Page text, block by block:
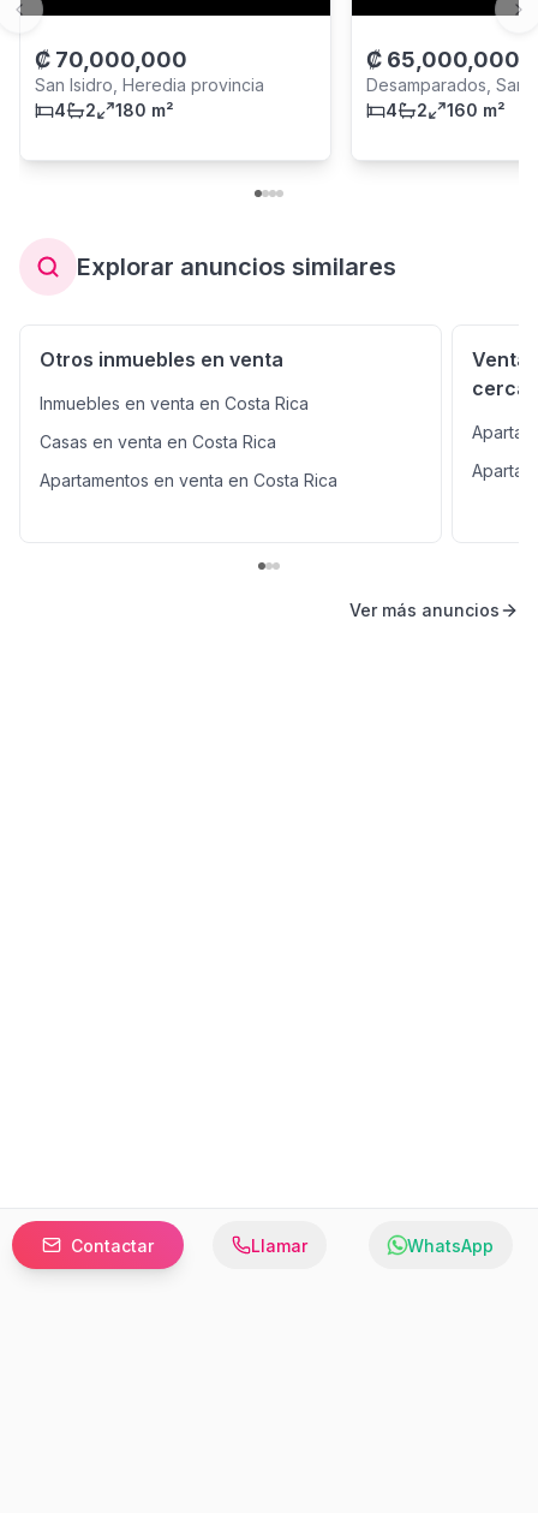
Contactar Llamar WhatsApp
₡ 70,000,000
San Isidro, Heredia provincia
4
2 180 m²
₡ 65,000,000
Desamparados, San
provincia
4 2 160 m²
Previous slide
Explorar anuncios similares
Otros inmuebles en venta
Inmuebles en venta en Costa Rica
Casas en venta en Costa Rica
Apartamentos en venta en Costa Rica
Venta
Ver más anuncios